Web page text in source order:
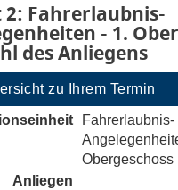
von 6
: Fahrerlaubnis-
- 1.
des Anliegens
zu Ihrem Termin
Fahrerlaubnis-
Obergeschoss
Anliegen